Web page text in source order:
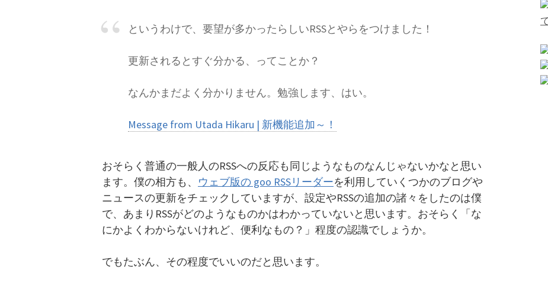
というわけで、要望が多かったらしいRSSとやらをつけました！
更新されるとすぐ分かる、ってことか？
なんかまだよく分かりません。勉強します、はい。
Message from Utada Hikaru | 新機能追加～！
おそらく普通の一般人のRSSへの反応も同じようなものなんじゃないかなと思い
ます。僕の相方も、 ウェブ版の goo RSSリーダーを利用していくつかのブログや
ニュースの更新をチェックしていますが、設定やRSSの追加の諸々をしたのは僕
で、あまりRSSがどのようなものかはわかっていないと思います。おそらく「な
にかよくわからないけれど、便利なもの？」程度の認識でしょうか。
でもたぶん、その程度でいいのだと思います。